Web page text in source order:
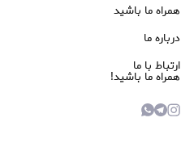
همراه ما باشید
درباره ما
ارتباط با ما
همراه ما باشید!